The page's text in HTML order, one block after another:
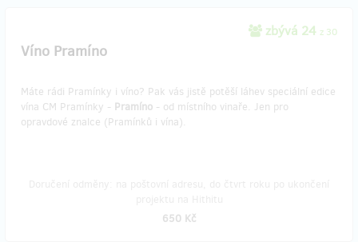
zbývá 24 z 30
Víno Pramíno
Máte rádi Pramínky i víno? Pak vás jistě potěší láhev speciální edice
vína CM Pramínky - Pramíno - od místního vinaře. Jen pro
opravdové znalce (Pramínků i vína).
650 Kč